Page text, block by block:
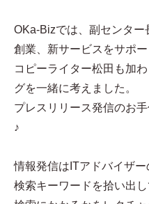
OKa-Bizでは、副センター
創業、新サービスをサポー
コピーライター松田も加
グを一緒に考えました。
プレスリリース発信のお
♪
情報発信はITアドバイザー
検索キーワードを拾い出